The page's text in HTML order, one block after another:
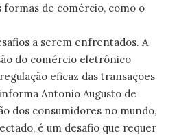
formas de comércio, como o
a serem enfrentados. A
do comércio eletrônico
eficaz das transações
Antonio Augusto de
dos consumidores no mundo,
é um desafio que requer